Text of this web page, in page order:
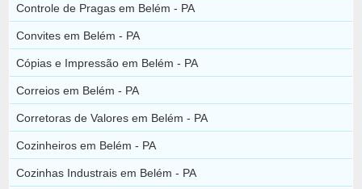
Controle de Pragas em Belém - PA
Convites em Belém - PA
Cópias e Impressão em Belém - PA
Correios em Belém - PA
Corretoras de Valores em Belém - PA
Cozinheiros em Belém - PA
Cozinhas Industrais em Belém - PA